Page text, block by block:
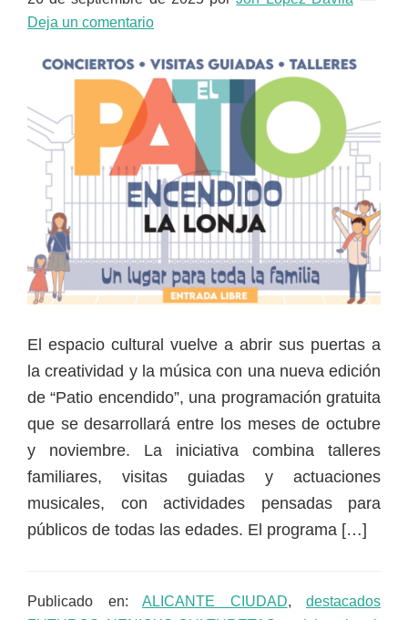
Deja un comentario
El espacio cultural vuelve a abrir sus puertas a
la creatividad y la música con una nueva edición
de “Patio encendido”, una programación gratuita
que se desarrollará entre los meses de octubre
y noviembre. La iniciativa combina talleres
familiares, visitas guiadas y actuaciones
musicales, con actividades pensadas para
públicos de todas las edades. El programa […]
Publicado en: ALICANTE CIUDAD, destacados